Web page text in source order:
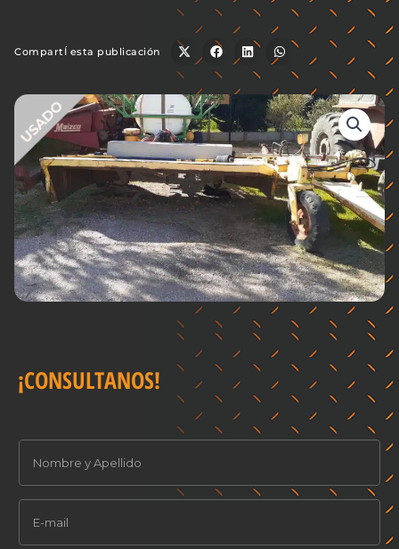
CompartÍ esta publicación
¡CONSULTANOS!